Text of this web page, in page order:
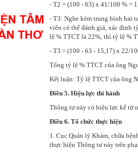
- T2 = (100 - 63) x 41/100 % =
- T3: Nghe kém trung bình hai
viên có thể đánh giá, xác định
lệ % TTCT là 22%, thì tỷ lệ %
- T3 = (100 - 63 - 15,17) x 22/
Tổng tỷ lệ % TTCT của ông
Kết luận: Tỷ lệ TTCT của ông
Điều 5. Hiệu lực thi hành
Thông tư này có hiệu lực kể từ
Điều 6. Tổ chức thực hiện
1. Cục Quản lý Khám, chữa
thực hiện Thông tư này trên